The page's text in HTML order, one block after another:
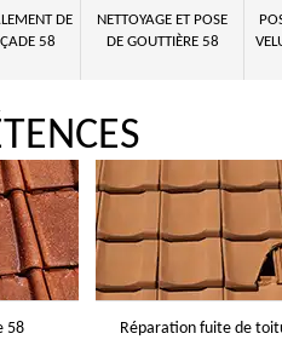
DE
58
NETTOYAGE ET POSE
DE GOUTTIÈRE 58
58 Réparation fuite de